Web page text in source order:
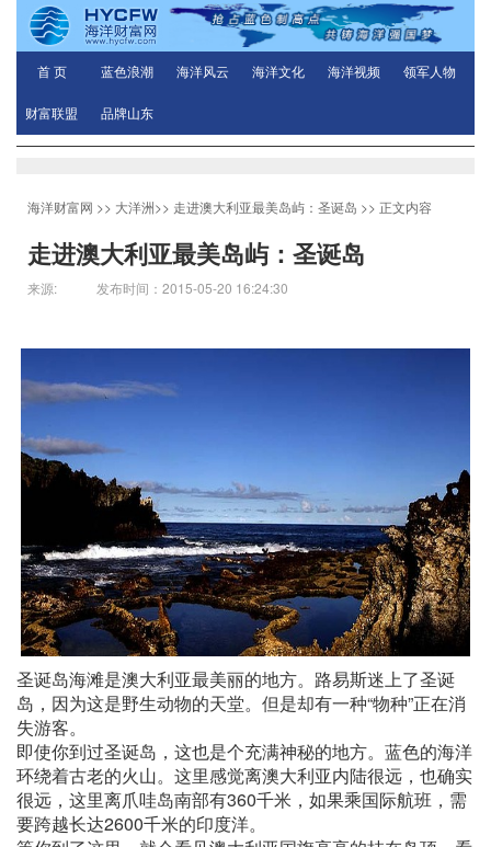
首 页 蓝色浪潮 海洋风云 海洋文化 海洋视频 领军人物
财富联盟 品牌山东
海洋财富网 >> 大洋洲>> 走进澳大利亚最美岛屿：圣诞岛 >> 正文内容
走进澳大利亚最美岛屿：圣诞岛
来源: 发布时间：2015-05-20 16:24:30
圣诞岛海滩是澳大利亚最美丽的地方。路易斯迷上了圣诞
岛，因为这是野生动物的天堂。但是却有一种“物种”正在消
失游客。
即使你到过圣诞岛，这也是个充满神秘的地方。蓝色的海洋
环绕着古老的火山。这里感觉离澳大利亚内陆很远，也确实
很远，这里离爪哇岛南部有360千米，如果乘国际航班，需
要跨越长达2600千米的印度洋。